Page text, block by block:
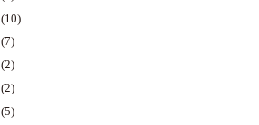
(10)
(7)
(2)
(2)
(5)